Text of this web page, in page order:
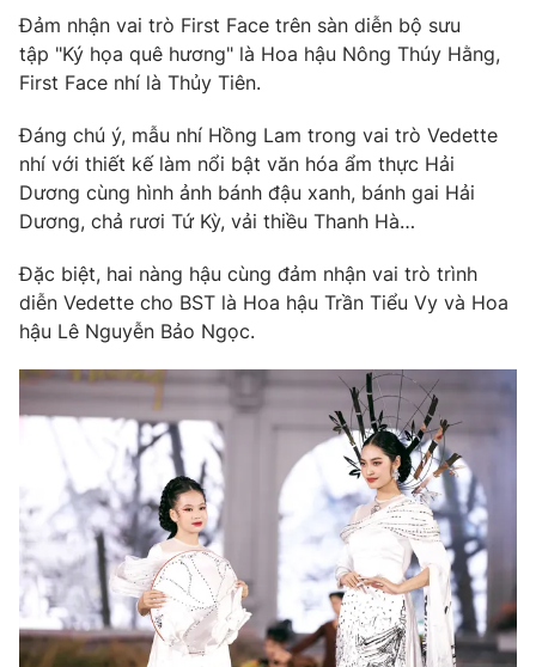
Nhân vật
Khán giả
Giải sao mai
Điện ảnh
Âm nhạc
Đời sống
Du lịch
Làm đẹp
Chất lượng cuộc sống
Tuyển sinh
Học trực tuyến
Công nghệ
Hitech Công nghệ tương lai
Sản phẩm
Thị trường
Tư vấn
Lịch phát sóng
Emagazine Podcast
Photo Infographic
Video Shorts video
VTV Money VTV Thể thao
Đảm nhận vai trò First Face trên sàn diễn bộ sưu
tập "Ký họa quê hương" là Hoa hậu Nông Thúy Hằng,
First Face nhí là Thủy Tiên.
Đáng chú ý, mẫu nhí Hồng Lam trong vai trò Vedette
nhí với thiết kế làm nổi bật văn hóa ẩm thực Hải
Dương cùng hình ảnh bánh đậu xanh, bánh gai Hải
Dương, chả rươi Tứ Kỳ, vải thiều Thanh Hà…
Đặc biệt, hai nàng hậu cùng đảm nhận vai trò trình
diễn Vedette cho BST là Hoa hậu Trần Tiểu Vy và Hoa
hậu Lê Nguyễn Bảo Ngọc.